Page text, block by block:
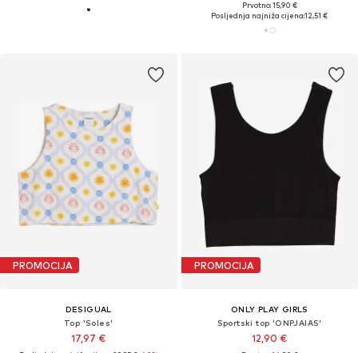
Prvotno: 15,90 €
Posljednja najniža cijena:12,51 €
PROMOCIJA
DESIGUAL
Top 'Soles'
17,97 €
PROMOCIJA
ONLY PLAY GIRLS
Sportski top 'ONPJAIAS'
12,90 €